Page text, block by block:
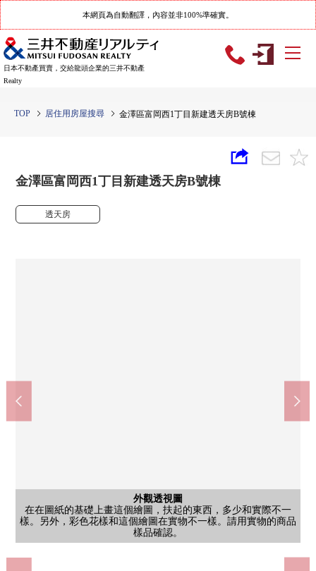
本網頁為自動翻譯，內容並非100%準確實。
日本不動產買賣，交給龍頭企業的三井不動產
Realty
TOP 居住用房屋搜尋 金澤區富岡西1丁目新建透天房B號棟
金澤區富岡西1丁目新建透天房B號棟
透天房
外觀透視圖
在在圖紙的基礎上畫這個繪圖，扶起的東西，多少和實際不一
樣。另外，彩色花樣和這個繪圖在實物不一樣。請用實物的商品
樣品確認。
外觀
外觀
外觀
含有前面道路的外觀
含有前面道路的外觀
小田小學(約350m)
小田中的學校(約680m)
你Coop杉田商店(約580m)
Mybasket杉田站南店(約980m)
7-Eleven橫濱富岡西1丁目商店(約560m)
HAC藥品杉田3丁目商店(約860m)